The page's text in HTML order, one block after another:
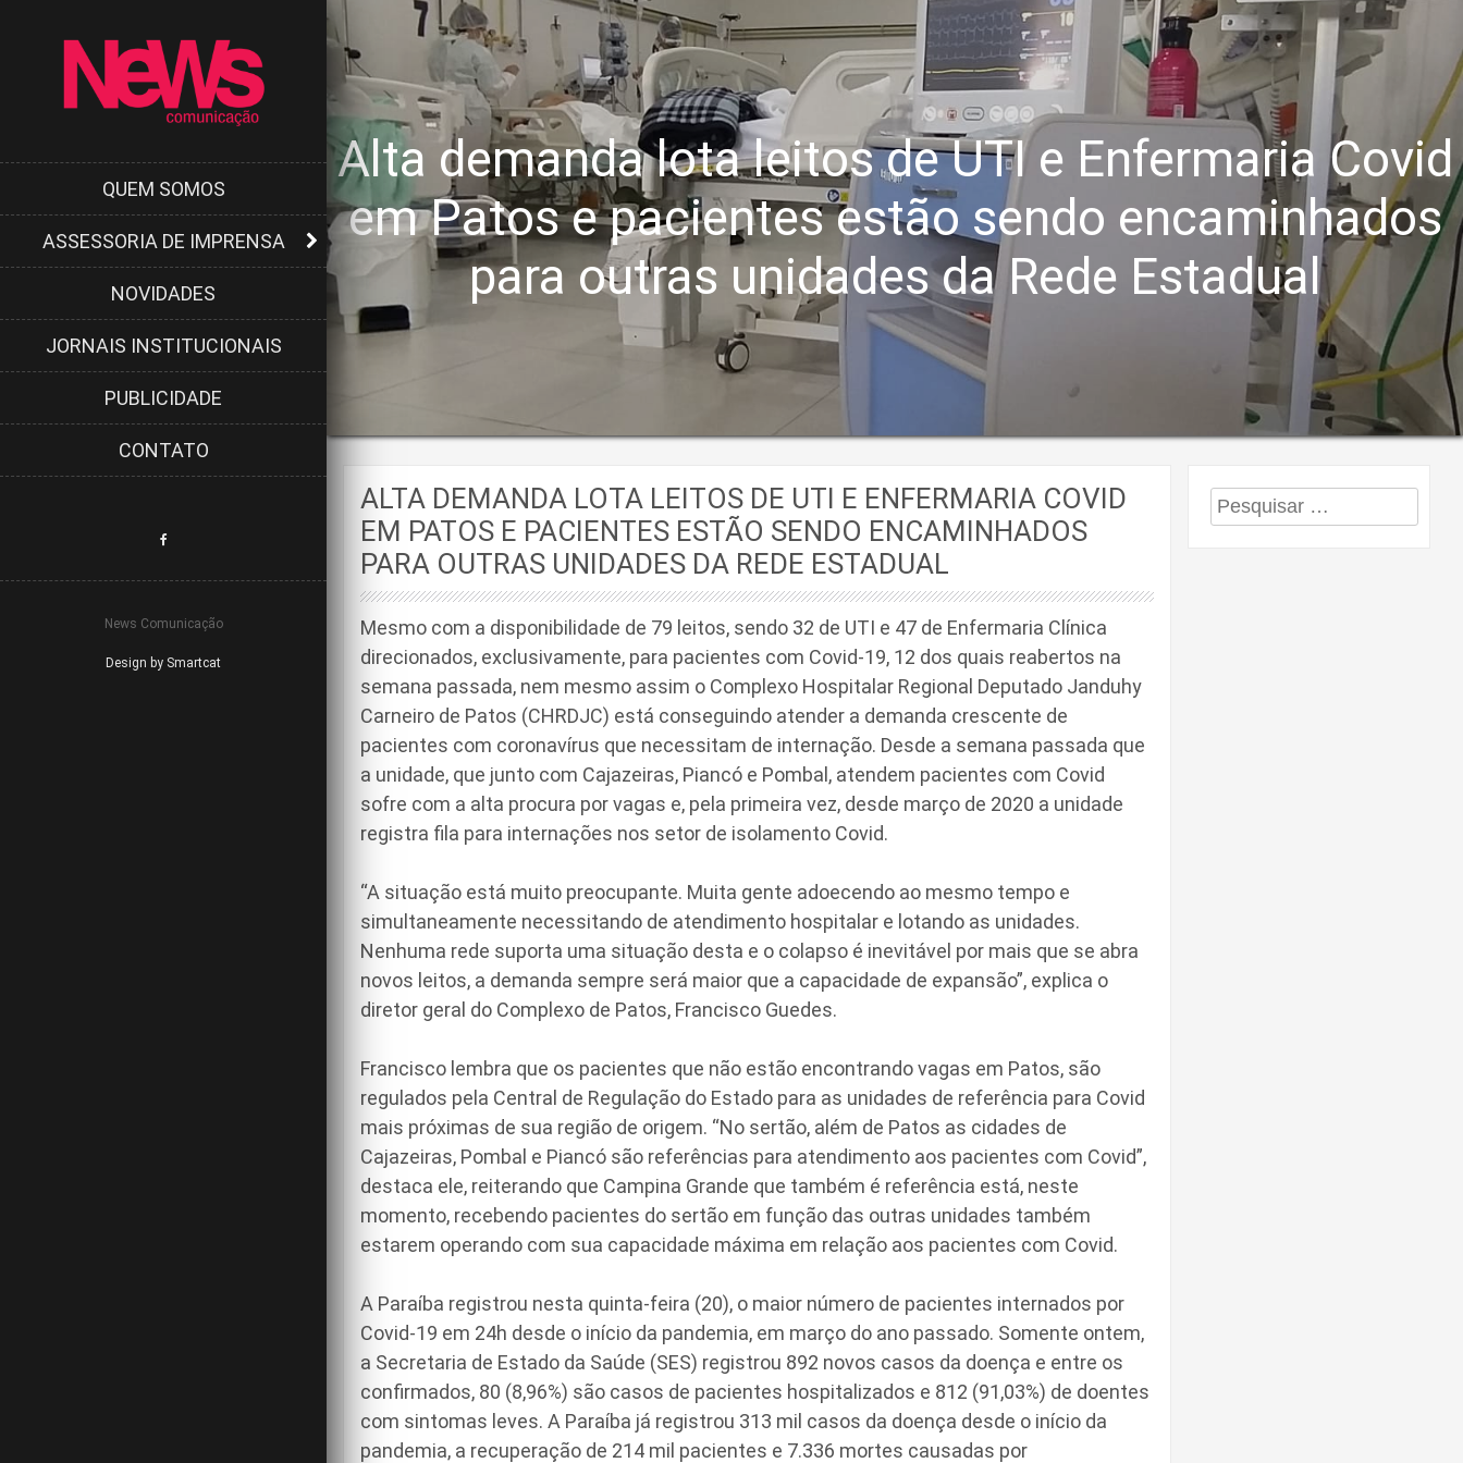
QUEM SOMOS
ASSESSORIA DE IMPRENSA
NOVIDADES
JORNAIS INSTITUCIONAIS
PUBLICIDADE
CONTATO
News Comunicação
Design by Smartcat
Alta demanda lota leitos de UTI e Enfermaria Covid
em Patos e pacientes estão sendo encaminhados
para outras unidades da Rede Estadual
ALTA DEMANDA LOTA LEITOS DE UTI E ENFERMARIA COVID
EM PATOS E PACIENTES ESTÃO SENDO ENCAMINHADOS
PARA OUTRAS UNIDADES DA REDE ESTADUAL
Mesmo com a disponibilidade de 79 leitos, sendo 32 de UTI e 47 de Enfermaria Clínica
direcionados, exclusivamente, para pacientes com Covid-19, 12 dos quais reabertos na
semana passada, nem mesmo assim o Complexo Hospitalar Regional Deputado Janduhy
Carneiro de Patos (CHRDJC) está conseguindo atender a demanda crescente de
pacientes com coronavírus que necessitam de internação. Desde a semana passada que
a unidade, que junto com Cajazeiras, Piancó e Pombal, atendem pacientes com Covid
sofre com a alta procura por vagas e, pela primeira vez, desde março de 2020 a unidade
registra fila para internações nos setor de isolamento Covid.
“A situação está muito preocupante. Muita gente adoecendo ao mesmo tempo e
simultaneamente necessitando de atendimento hospitalar e lotando as unidades.
Nenhuma rede suporta uma situação desta e o colapso é inevitável por mais que se abra
novos leitos, a demanda sempre será maior que a capacidade de expansão”, explica o
diretor geral do Complexo de Patos, Francisco Guedes.
Francisco lembra que os pacientes que não estão encontrando vagas em Patos, são
regulados pela Central de Regulação do Estado para as unidades de referência para Covid
mais próximas de sua região de origem. “No sertão, além de Patos as cidades de
Cajazeiras, Pombal e Piancó são referências para atendimento aos pacientes com Covid”,
destaca ele, reiterando que Campina Grande que também é referência está, neste
momento, recebendo pacientes do sertão em função das outras unidades também
estarem operando com sua capacidade máxima em relação aos pacientes com Covid.
A Paraíba registrou nesta quinta-feira (20), o maior número de pacientes internados por
Covid-19 em 24h desde o início da pandemia, em março do ano passado. Somente ontem,
a Secretaria de Estado da Saúde (SES) registrou 892 novos casos da doença e entre os
confirmados, 80 (8,96%) são casos de pacientes hospitalizados e 812 (91,03%) de doentes
com sintomas leves. A Paraíba já registrou 313 mil casos da doença desde o início da
pandemia, a recuperação de 214 mil pacientes e 7.336 mortes causadas por
Pesquisar
por: